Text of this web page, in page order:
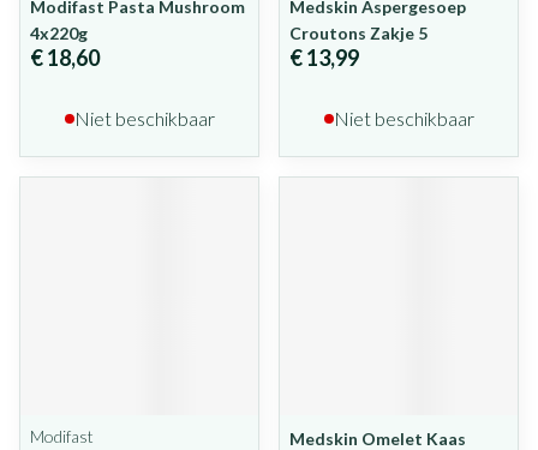
Modifast Pasta Mushroom
4x220g
€ 18,60
Niet beschikbaar
Medskin Aspergesoep
Croutons Zakje 5
€ 13,99
Niet beschikbaar
Modifast
Medskin Omelet Kaas